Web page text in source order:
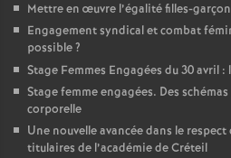
Mettre en œuvre l’égalité filles-
Engagement syndical et combat
possible?
Stage Femmes Engagées du 30 avril :
Stage femme engagées. Des
corporelle
Une nouvelle avancée dans le
titulaires de l’académie de Créteil